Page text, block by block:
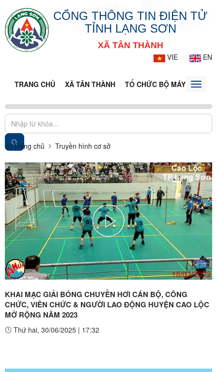
CỔNG THÔNG TIN ĐIỆN TỬ
TỈNH LẠNG SƠN
XÃ TÂN THÀNH
VIE
EN
TRANG CHỦ XÃ TÂN THÀNH TỔ CHỨC BỘ MÁY
Toggle
Trang chủ Truyền hình cơ sở
Play
Video
KHAI MẠC GIẢI BÓNG CHUYỀN HƠI CÁN BỘ, CÔNG
CHỨC, VIÊN CHỨC & NGƯỜI LAO ĐỘNG HUYỆN CAO LỘC
MỞ RỘNG NĂM 2023
Thứ hai, 30/06/2025 | 17:32